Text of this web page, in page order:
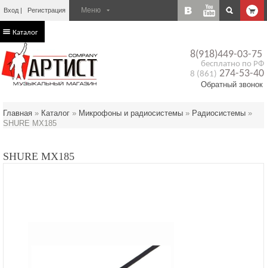
Вход Регистрация
8(918)449-03-75
бесплатно по РФ
8 (861) 274-53-40
Обратный звонок
Каталог
Главная » Каталог » Микрофоны и радиосистемы » Радиосистемы »
SHURE MX185
SHURE MX185